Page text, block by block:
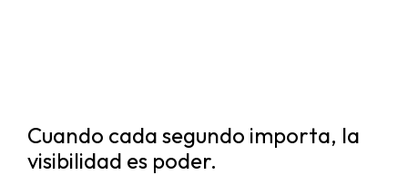
Cuando cada segundo importa, la
visibilidad es poder.